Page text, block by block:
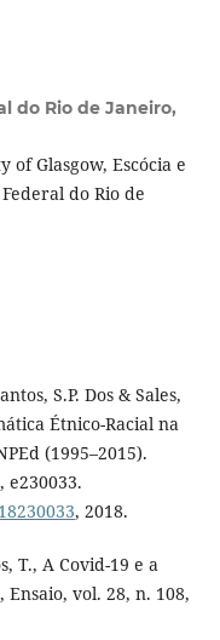
do Rio de Janeiro,
of Glasgow, Escócia e
do Rio de
S.P. Dos & Sales,
Étnico-Racial na
(1995–2015).
e230033.
, 2018.
T., A Covid-19 e a
vol. 28, n. 108,